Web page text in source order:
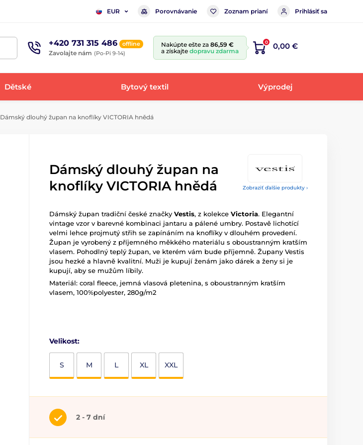
EUR Porovnávanie Zoznam prianí Prihlásiť sa
+420 731 315 486 offline
Zavolajte nám (Po-Pi 9-14)
Nakúpte ešte za 86,59 €
a získajte dopravu zdarma
0 0,00 €
Dětské Bytový textil Výprodej
Dámský dlouhý župan na knoflíky VICTORIA hnědá
Zobraziť ďalšie produkty ›
Dámský dlouhý župan na
knoflíky VICTORIA hnědá
Dámský župan tradiční české značky Vestis, z kolekce Victoria. Elegantní
vintage vzor v barevné kombinaci jantaru a pálené umbry. Postavě lichotící
velmi lehce projmutý střih se zapínáním na knoflíky v dlouhém provedení.
Župan je vyrobený z příjemného měkkého materiálu s oboustranným kratším
vlasem. Pohodlný teplý župan, ve kterém vám bude příjemně. Župany Vestis
jsou hezké a hlavně kvalitní. Muži je kupují ženám jako dárek a ženy si je
kupují, aby se mužům líbily.
Materiál: coral fleece, jemná vlasová pletenina, s oboustranným kratším
vlasem, 100%polyester, 280g/m2
Velikost:
S M L XL XXL
2 - 7 dní